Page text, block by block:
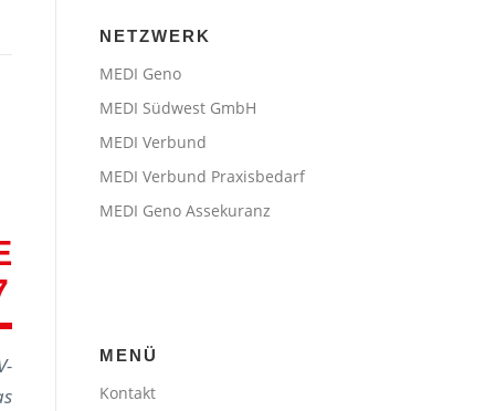
NETZWERK
MEDI Geno
MEDI Südwest GmbH
MEDI Verbund
MEDI Verbund Praxisbedarf
MEDI Geno Assekuranz
MENÜ
Kontakt